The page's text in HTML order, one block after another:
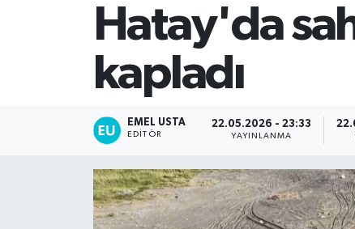
Hatay'da
kapladı
EMEL USTA
EDITÖR
22.05.2026 - 23:33
YAYINLANMA
Süper Lig Puan Durumu ve Fikstür
Tüm Manşetler
Haber Arşivi